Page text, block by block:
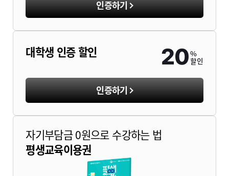
인증하기
대학생 인증 할인 20%
할인
인증하기
자기부담금 0원으로 수강하는 법
평생교육이용권